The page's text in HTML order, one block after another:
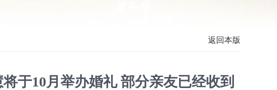
返回本版
于10月举办婚礼 部分亲友已经收到